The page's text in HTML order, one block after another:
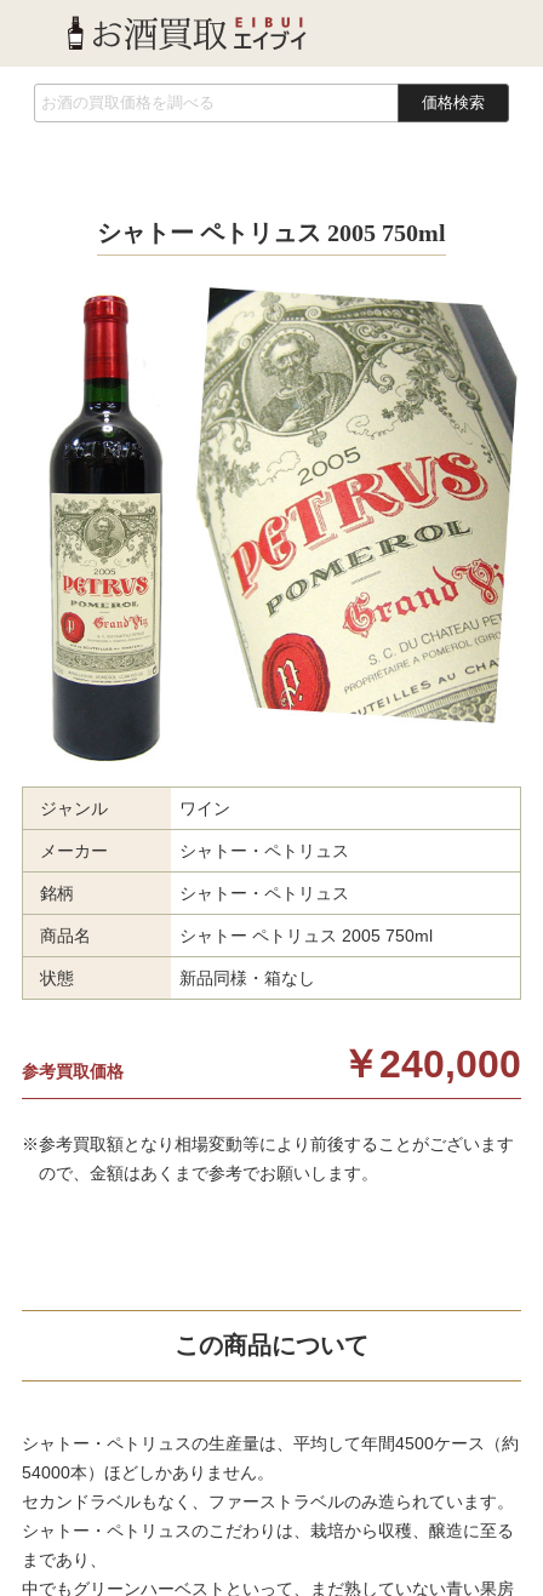
価格検索
シャトー ペトリュス 2005 750ml
ジャンル ワイン
メーカー シャトー・ペトリュス
銘柄 シャトー・ペトリュス
商品名 シャトー ペトリュス 2005 750ml
状態 新品同様・箱なし
参考買取価格 ￥240,000
※参考買取額となり相場変動等により前後することがございます
ので、金額はあくまで参考でお願いします。
この商品について
シャトー・ペトリュスの生産量は、平均して年間4500ケース（約
54000本） ほどしかありません。
セカンドラベルもなく、ファーストラベルのみ造られています。
シャトー・ペトリュスのこだわりは、栽培から収穫、醸造に至る
まであり、
中でもグリーンハーベスト といって、まだ熟していない青い果房